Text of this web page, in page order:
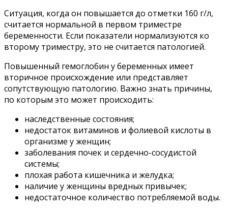
Ситуация, когда он повышается до отметки 160 г/л,
считается нормальной в первом триместре
беременности. Если показатели нормализуются ко
второму триместру, это не считается патологией.
Повышенный гемоглобин у беременных имеет
вторичное происхождение или представляет
сопутствующую патологию. Важно знать причины,
по которым это может происходить:
наследственные состояния;
недостаток витаминов и фолиевой кислоты в
организме у женщин;
заболевания почек и сердечно-сосудистой
системы;
плохая работа кишечника и желудка;
наличие у женщины вредных привычек;
недостаточное количество потребляемой воды.